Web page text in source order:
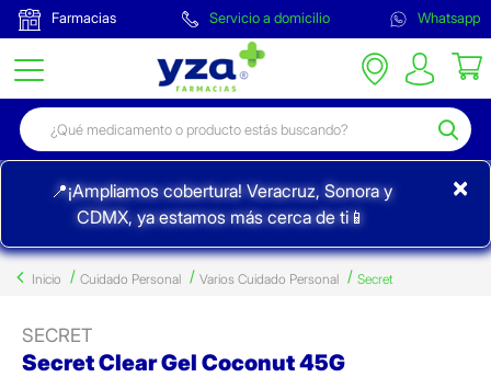
Farmacias Servicio a domicilio Whatsapp
📍¡Ampliamos cobertura! Veracruz, Sonora y
CDMX, ya estamos más cerca de ti📱
×
Inicio Cuidado Personal Varios Cuidado Personal Secret
SECRET
Secret Clear Gel Coconut 45G